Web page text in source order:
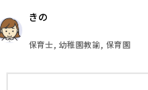
派遣で保育園フルタイムで
園長先生から常に「何分ま
から(4分とか)これやって」
きの
保育士, 幼稚園教諭, 保育園